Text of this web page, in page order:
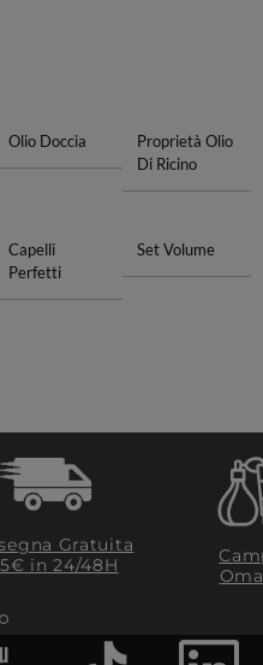
Olio Doccia
Proprietà Olio
Di Ricino
Capelli
Perfetti
Set Volume
Gratuita
in 24/48H